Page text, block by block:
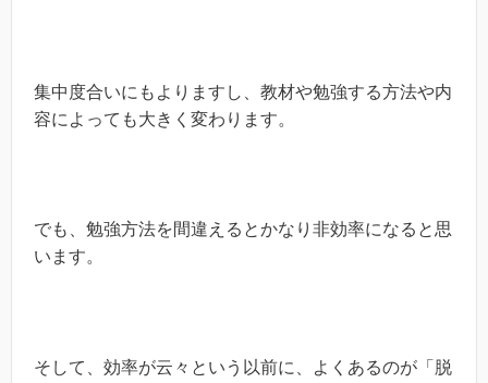
集中度合いにもよりますし、教材や勉強する方法や内
容によっても大きく変わります。
でも、勉強方法を間違えるとかなり非効率になると思
います。
そして、効率が云々という以前に、よくあるのが「脱